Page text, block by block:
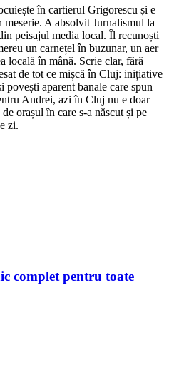
în cartierul Grigorescu și e
A absolvit Jurnalismul la
peisajul media local. Îl recunoști
un carnețel în buzunar, un aer
locală în mână. Scrie clar, fără
de tot ce mișcă în Cluj: inițiative
aparent banale care spun
Andrei, azi în Cluj nu e doar
orașul în care s-a născut și pe
zi.
complet pentru toate